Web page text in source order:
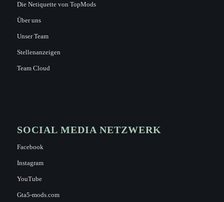
Die Netiquette von TopMods
Über uns
Unser Team
Stellenanzeigen
Team Cloud
SOCIAL MEDIA NETZWERK
Facebook
Instagram
YouTube
Gta5-mods.com